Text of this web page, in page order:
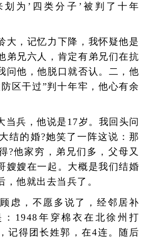
为’四类分子’被判了十年
，记忆力下降，我怀疑他是
弟兄六人，肯定有弟兄们在抗
问他，他脱口就否认。二，他
区干过”判十年牢，他心有余
兵，他说是17岁。我回头问
结的婚?她笑了一阵这说：那
?他家穷，弟兄们多，父母又
嫂嫂在一起。大概是我们结婚
，他就出去当兵了。
，不愿多说了，经邻居补
1948年穿棉衣在北徐州打
记得团长姓郭，在4连。随后